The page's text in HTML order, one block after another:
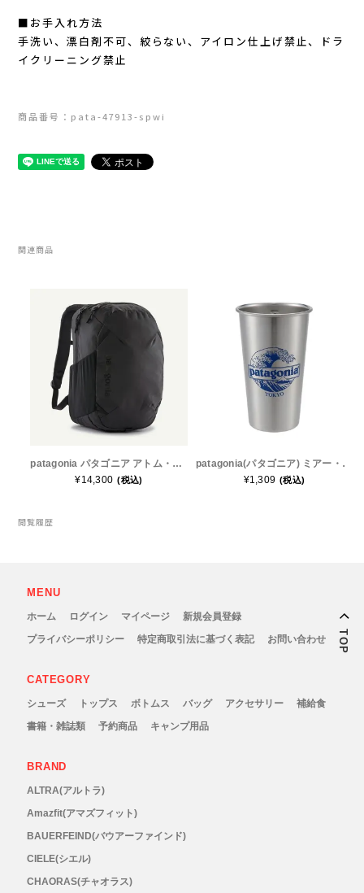
RYOGEN(リョウゲン)
Simply Wonderful(シンプリーワンダフル)
STAMP RUN & CO (スタンプ ランアンド
TETON BROS(ティートンブロス)
THY (ティーエイチワイ)
Topo Athletic (トポ アスレチック)
UltrAspire(ウルトラスパイア)
XeroShoes（ゼロシューズ）
メンズ
レディース
■お手入れ方法
手洗い、漂白剤不可、絞らない、アイロン仕上げ禁止、ドラ
イクリーニング禁止
商品番号：pata-47913-spwi
関連商品
patagonia パタゴニア アトム・デイパック 24L 48230 メンズ・レディース トレラン ザック バックパック リュック
¥14,300 (税込)
patagonia(パタゴニア) ミアー・ステンレススチール・ショーティ・パイント・カップ - 東京 18-8ステンレススチール製タンブラー・ボトル(473ml)
¥1,309 (税込)
閲覧履歴
MENU
ホーム ログイン マイページ
新規会員登録
プライバシーポリシー
特定商取引法に基づく表記 お問い合わせ
CATEGORY
シューズ トップス ボトムス バッグ アクセサリー
補給食
書籍・雑誌類
予約商品 キャンプ用品
BRAND
ALTRA(アルトラ)
Amazfit(アマズフィット)
BAUERFEIND(バウアーファインド)
CIELE(シエル)
CHAORAS(チャオラス)
TOP